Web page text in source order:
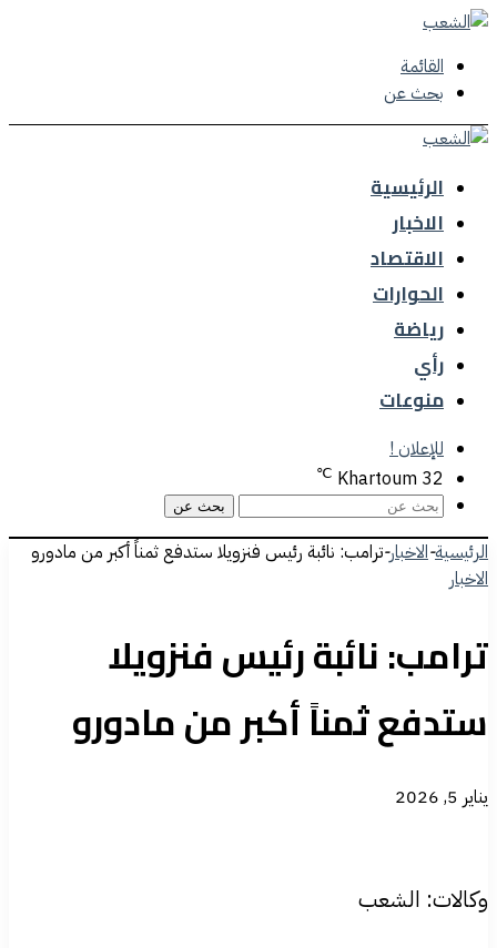
القائمة
بحث عن
الرئيسية
الاخبار
الاقتصاد
الحوارات
رياضة
رأي
منوعات
للإعلان !
Khartoum 32
℃
بحث عن
الرئيسية-الاخبار-ترامب: نائبة رئيس فنزويلا ستدفع ثمناً أكبر من مادورو
الاخبار
ترامب: نائبة رئيس فنزويلا
ستدفع ثمناً أكبر من مادورو
يناير 5, 2026
وكالات: الشعب